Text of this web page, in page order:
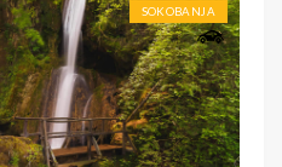
SOKOBANJA